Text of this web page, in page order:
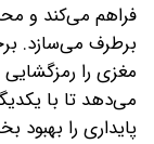
برطرف می‌سازد.
مغزی را
می‌دهد تا با
پایداری را بهبود